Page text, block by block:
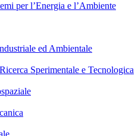
per l’Energia e l’Ambiente
ed Ambientale
Sperimentale e Tecnologica